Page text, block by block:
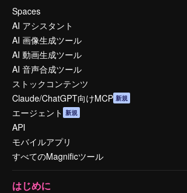
Spaces
AI アシスタント
AI 画像生成ツール
AI 動画生成ツール
AI 音声合成ツール
ストックコンテンツ
Claude/ChatGPT向けMCP 新規
エージェント 新規
API
モバイルアプリ
すべてのMagnificツール
はじめに